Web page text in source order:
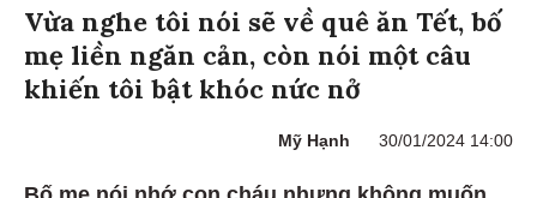
Vừa nghe tôi nói sẽ về quê ăn Tết, bố
mẹ liền ngăn cản, còn nói một câu
khiến tôi bật khóc nức nở
Mỹ Hạnh 30/01/2024 14:00
Bố mẹ nói nhớ con cháu nhưng không muốn